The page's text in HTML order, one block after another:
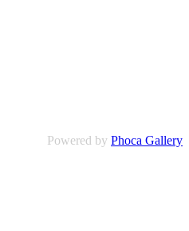
Powered by Phoca Gallery